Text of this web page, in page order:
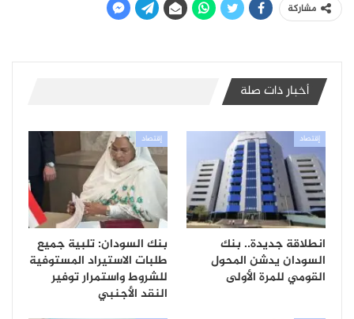
مشاركة
أخبار ذات صلة
إقتصاد
انطلاقة جديدة.. بنك
السودان يدشن المحول
القومي للمرة الأولى
إقتصاد
بنك السودان: تلبية جميع
طلبات الاستيراد المستوفية
للشروط واستمرار توفير
النقد الأجنبي